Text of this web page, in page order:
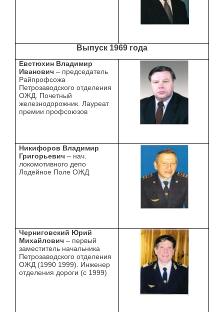
Выпуск 1969 года
Евстюхин Владимир
Иванович – председатель
Райпрофсожа
Петрозаводского отделения
ОЖД. Почетный
железнодорожник. Лауреат
премии профсоюзов
Никифоров Владимир
Григорьевич – нач.
локомотивного депо
Лодейное Поле ОЖД
Черниговский Юрий
Михайлович– первый
заместитель начальника
Петрозаводского отделения
ОЖД (1990 1999). Инженер
отделения дороги (с 1999)